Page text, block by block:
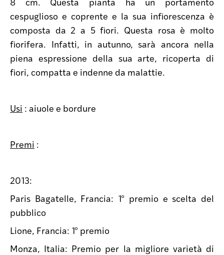
cespuglioso e coprente e la sua infiorescenza è
composta da 2 a 5 fiori. Questa rosa è molto
fiorifera. Infatti, in autunno, sarà ancora nella
piena espressione della sua arte, ricoperta di
fiori, compatta e indenne da malattie.
Usi : aiuole e bordure
Premi :
2013:
Paris Bagatelle, Francia: 1° premio e scelta del
pubblico
Lione, Francia: 1° premio
Monza, Italia: Premio per la migliore varietà di